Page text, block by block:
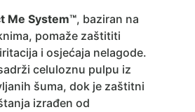
Me System™, baziran na
pomaže zaštititi
i osjećaja nelagode.
celuloznu pulpu iz
šuma, dok je zaštitni
izrađen od